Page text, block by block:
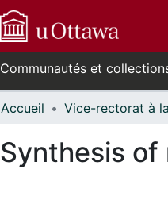
Communautés et
Accueil
Synthesis